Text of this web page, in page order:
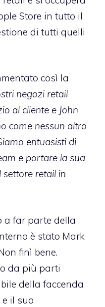
Store in tutto il
di tutti quelli
così la
negozi retail
al cliente e John
come nessun altro
entuasisti di
e portare la sua
settore retail in
a far parte della
è stato Mark
finì bene.
da più parti
della faccenda
e il suo